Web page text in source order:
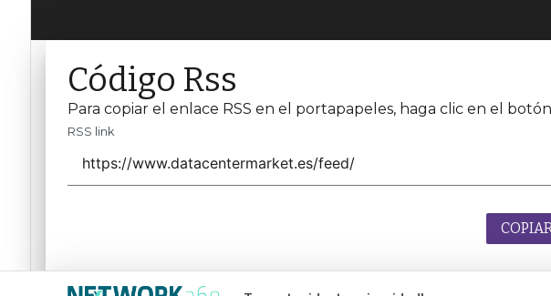
Código Rss
Para copiar el enlace RSS en el portapapeles, haga clic en el
RSS link